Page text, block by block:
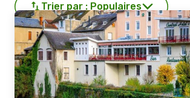
Trier par : Populaires